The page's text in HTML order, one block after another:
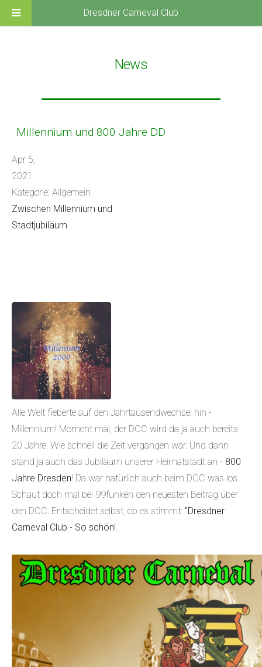
News
Millennium und 800 Jahre DD
Apr 5,
2021
Kategorie: Allgemein
Zwischen Millennium und
Stadtjubiläum
Alle Welt fieberte auf den Jahrtausendwechsel hin -
Millennium! Moment mal, der DCC wird da ja auch bereits
20 Jahre. Wie schnell die Zeit vergangen war. Und dann
stand ja auch das Jubiläum unserer Heimatstadt an - 800
Jahre Dresden! Da war natürlich auch beim DCC was los.
Schaut doch mal bei 99funken den neuesten Beitrag über
den DCC. Entscheidet selbst, ob es stimmt: "Dresdner
Carneval Club - So schön!
Dresdner Carneval Club